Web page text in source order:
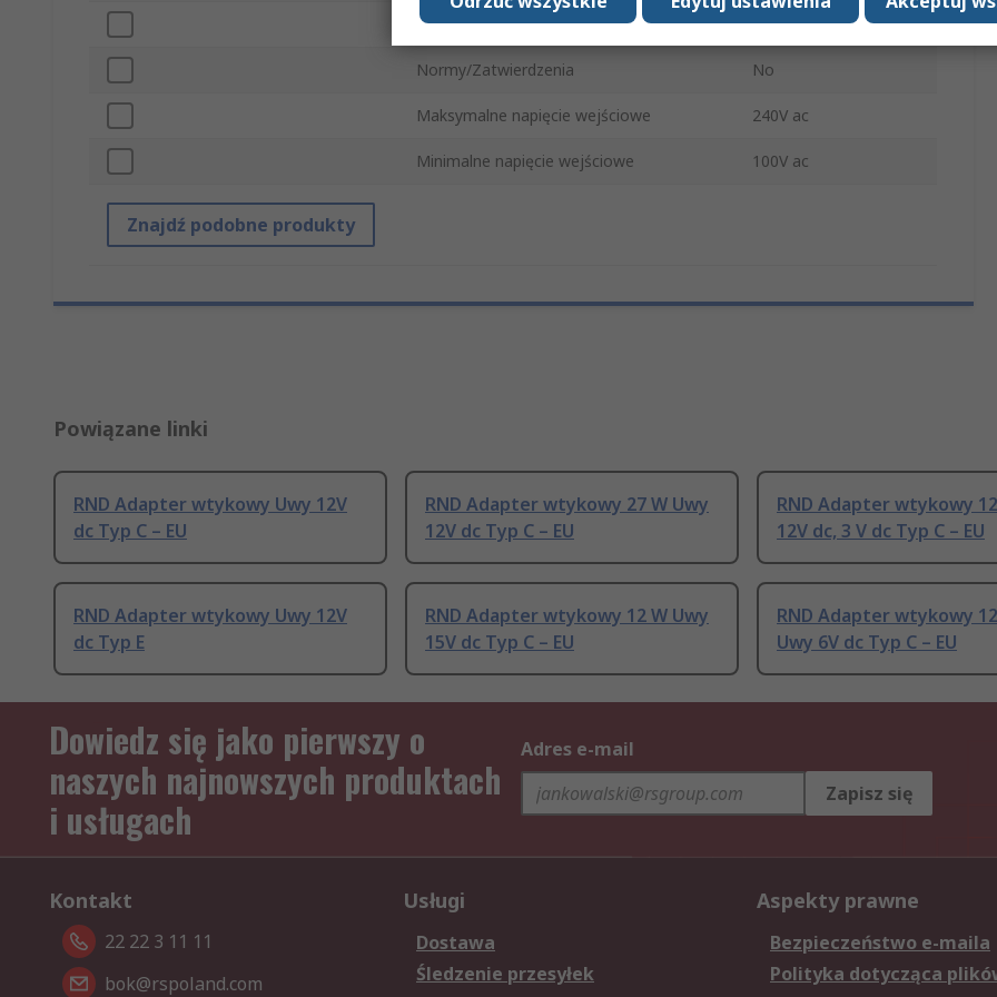
Zasilanie 18W
Normy/Zatwierdzenia No
Maksymalne napięcie wejściowe 240V ac
Minimalne napięcie wejściowe 100V ac
Znajdź podobne produkty
Powiązane linki
RND Adapter wtykowy Uwy 12V
dc Typ C – EU
RND Adapter wtykowy 27 W Uwy
12V dc Typ C – EU
RND Adapter wtykowy
12V dc, 3 V dc Typ C – EU
RND Adapter wtykowy Uwy 12V
dc Typ E
RND Adapter wtykowy 12 W Uwy
15V dc Typ C – EU
RND Adapter wtykowy
Uwy 6V dc Typ C – EU
Dowiedz się jako pierwszy o
naszych najnowszych produktach
i usługach
Adres e-mail
Zapisz się
Kontakt
22 22 3 11 11
bok@rspoland.com
Usługi
Dostawa
Śledzenie przesyłek
Aspekty prawne
Bezpieczeństwo e-maila
Polityka dotycząca